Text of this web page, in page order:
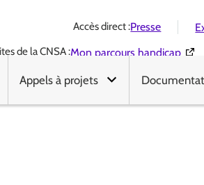
Accès direct :Presse
de la CNSA :Mon parcours handicap
Appels à projets